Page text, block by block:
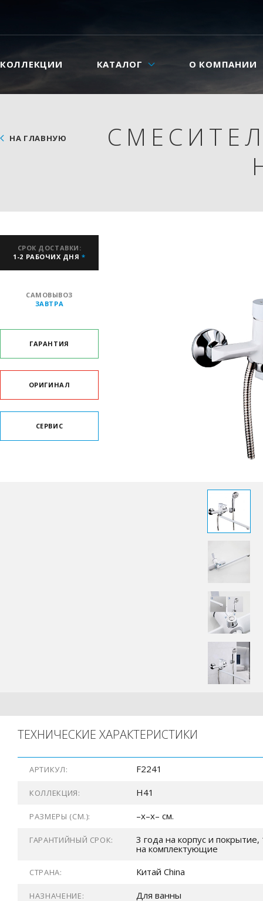
КОЛЛЕКЦИИ КАТАЛОГ О КОМПАНИИ
НА ГЛАВНУЮ
СРОК ДОСТАВКИ:
1-2 РАБОЧИХ ДНЯ*
САМОВЫВОЗ
ЗАВТРА
ГАРАНТИЯ
ОРИГИНАЛ
СЕРВИС
ТЕХНИЧЕСКИЕ ХАРАКТЕРИСТИКИ
АРТИКУЛ: F2241
КОЛЛЕКЦИЯ: H41
РАЗМЕРЫ (СМ.): –x–x– см.
ГАРАНТИЙНЫЙ СРОК:
3 года на корпус и покрытие,
на комплектующие
СТРАНА: Китай China
НАЗНАЧЕНИЕ: Для ванны